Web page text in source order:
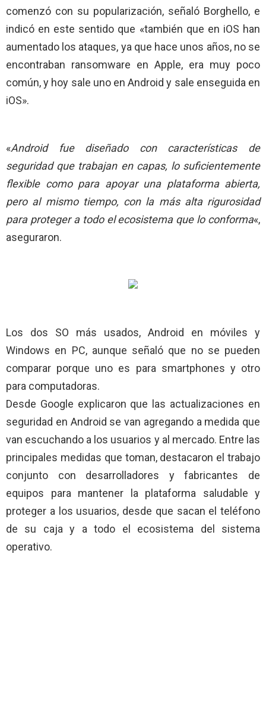
comenzó con su popularización, señaló Borghello, e
indicó en este sentido que «también que en iOS han
aumentado los ataques, ya que hace unos años, no se
encontraban ransomware en Apple, era muy poco
común, y hoy sale uno en Android y sale enseguida en
iOS».
«Android fue diseñado con características de
seguridad que trabajan en capas, lo suficientemente
flexible como para apoyar una plataforma abierta,
pero al mismo tiempo, con la más alta rigurosidad
para proteger a todo el ecosistema que lo conforma«,
aseguraron.
Los dos SO más usados, Android en móviles y
Windows en PC, aunque señaló que no se pueden
comparar porque uno es para smartphones y otro
para computadoras.
Desde Google explicaron que las actualizaciones en
seguridad en Android se van agregando a medida que
van escuchando a los usuarios y al mercado. Entre las
principales medidas que toman, destacaron el trabajo
conjunto con desarrolladores y fabricantes de
equipos para mantener la plataforma saludable y
proteger a los usuarios, desde que sacan el teléfono
de su caja y a todo el ecosistema del sistema
operativo.